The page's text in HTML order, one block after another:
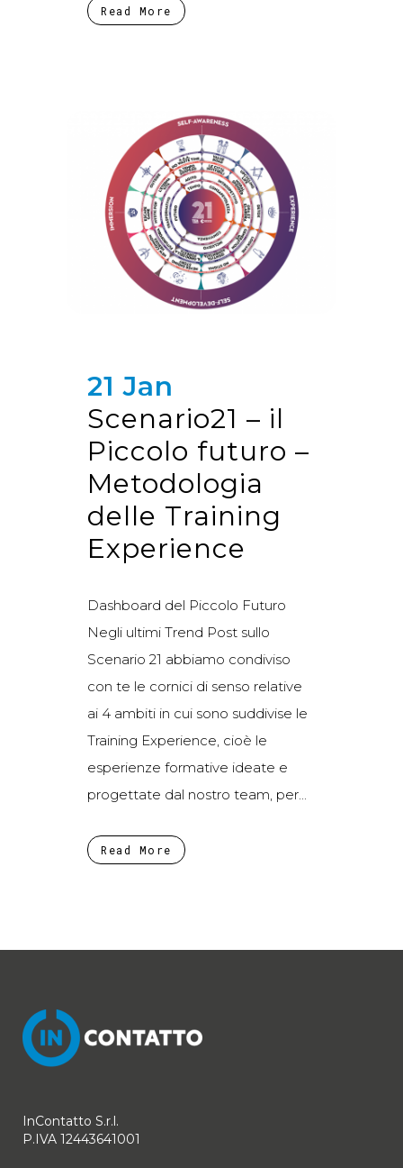
Read More
21 Jan
Scenario21 – il
Piccolo futuro –
Metodologia
delle Training
Experience
Dashboard del Piccolo Futuro
Negli ultimi Trend Post sullo
Scenario 21 abbiamo condiviso
con te le cornici di senso relative
ai 4 ambiti in cui sono suddivise le
Training Experience, cioè le
esperienze formative ideate e
progettate dal nostro team, per...
Read More
InContatto S.r.l.
P.IVA 12443641001